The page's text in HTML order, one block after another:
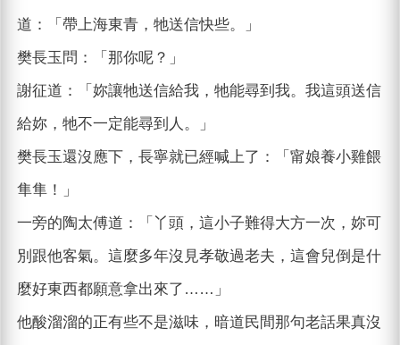
道：「帶上海東青，牠送信快些。」
樊長玉問：「那你呢？」
謝征道：「妳讓牠送信給我，牠能尋到我。我這頭送信
給妳，牠不一定能尋到人。」
樊長玉還沒應下，長寧就已經喊上了：「甯娘養小雞餵
隼隼！」
一旁的陶太傅道：「丫頭，這小子難得大方一次，妳可
別跟他客氣。這麼多年沒見孝敬過老夫，這會兒倒是什
麼好東西都願意拿出來了……」
他酸溜溜的正有些不是滋味，暗道民間那句老話果真沒